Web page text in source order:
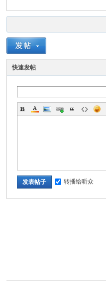
快速发帖
发表帖子 转播给听众